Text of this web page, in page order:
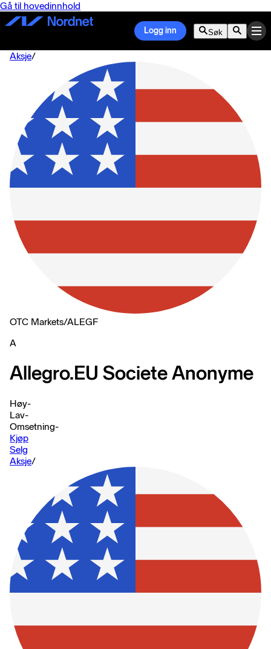
Gå til hovedinnhold
Logg inn Søk
Aksje/
OTC Markets/ALEGF
A
Allegro.EU Societe Anonyme
Høy-
Lav-
Omsetning-
Kjøp
Selg
Aksje/